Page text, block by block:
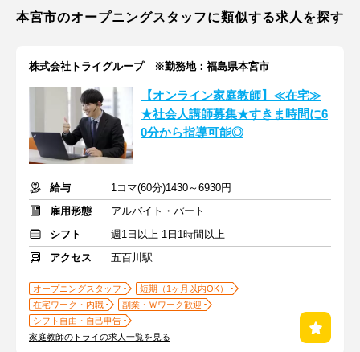
本宮市のオープニングスタッフに類似する求人を探す
株式会社トライグループ ※勤務地：福島県本宮市
【オンライン家庭教師】≪在宅≫
★社会人講師募集★すきま時間に6
0分から指導可能◎
給与
1コマ(60分)1430～6930円
雇用形態
アルバイト・パート
シフト
週1日以上 1日1時間以上
アクセス
五百川駅
オープニングスタッフ
短期（1ヶ月以内OK）
在宅ワーク・内職
副業・Ｗワーク歓迎
シフト自由・自己申告
家庭教師のトライの求人一覧を見る